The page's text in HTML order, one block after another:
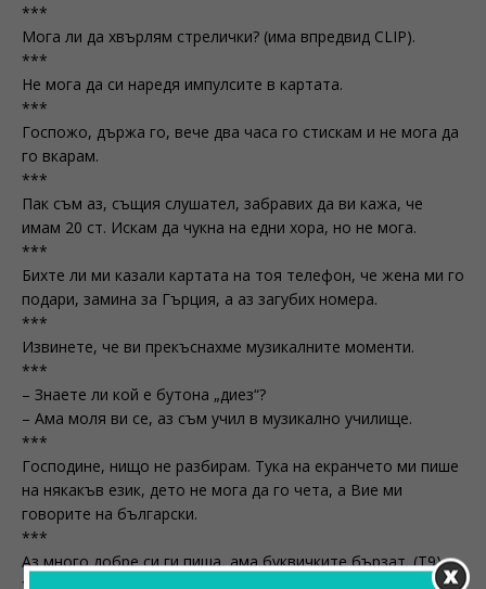
***
Мога ли да хвърлям стрелички? (има впредвид CLIP).
***
Не мога да си наредя импулсите в картата.
***
Госпожо, държа го, вече два часа го стискам и не мога да
го вкарам.
***
Пак съм аз, същия слушател, забравих да ви кажа, че
имам 20 ст. Искам да чукна на едни хора, но не мога.
***
Бихте ли ми казали картата на тоя телефон, че жена ми го
подари, замина за Гърция, а аз загубих номера.
***
Извинете, че ви прекъснахме музикалните моменти.
***
– Знаете ли кой е бутона „диез“?
– Ама моля ви се, аз съм учил в музикално училище.
***
Господине, нищо не разбирам. Тука на екранчето ми пише
на някакъв език, дето не мога да го чета, а Вие ми
говорите на български.
***
Аз много добре си ги пиша, ама буквичките бързат. (T9).